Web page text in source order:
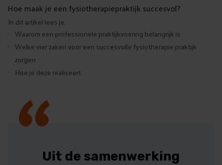
Hoe maak je een fysiotherapiepraktijk succesvol?
In dit artikel lees je:
Waarom een professionele praktijkvoering belangrijk is
Welke vier zaken voor een succesvolle fysiotherapie praktijk
zorgen
Hoe je deze realiseert
“Uit de samenwerking